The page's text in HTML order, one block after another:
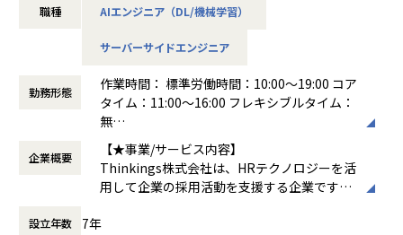
「攻める開発組織」へと進化させるため、新規事業プロダク
現在は、自社アセットを活用した新たなソリューションの探
索・検証（PoC）を進めている最中です。
この構想を技術面から具現化し、将来的には新たなサービス
としてスケールさせていくコアメンバーとして、シニアエン
ジニアを募集します。
■配属・チーム構成・フォロー体制
Tech&Design Center > Product Management Dept. > PoC
以下の業務を通じて「顧客の課題を解決する新しい仕組み
▼新規領域の設計および実装
全般フロントエンド、バックエンド、データモデリングな
ど、まずはご自身の得意な技術領域からスタートし、
徐々に幅を広げながらスピード感を持ってプロトタイプを形
にしていきます。
生成AIをプロダクトに組み込み、顧客課題を解決する新しい
職種 AIエンジニア（DL/機械学習）
サーバーサイドエンジニア
勤務形態
作業時間： 標準労働時間：10:00～19:00 コア
タイム：11:00～16:00 フレキシブルタイム：
無
働き方：
フレックス制（コアタイムあり）
時間外労働の有無： 有（月平均15時間）
休憩時間： 60分
企業概要
【★事業/サービス内容】
Thinkings株式会社は、HRテクノロジーを活
用して企業の採用活動を支援する企業です。
採用管理システムで、企業が効率的かつ効果
設立年数 7年